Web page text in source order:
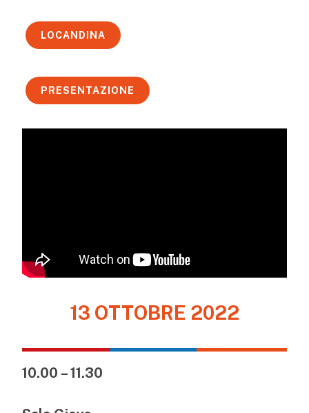
LOCANDINA
PRESENTAZIONE
13 OTTOBRE 2022
10.00 – 11.30